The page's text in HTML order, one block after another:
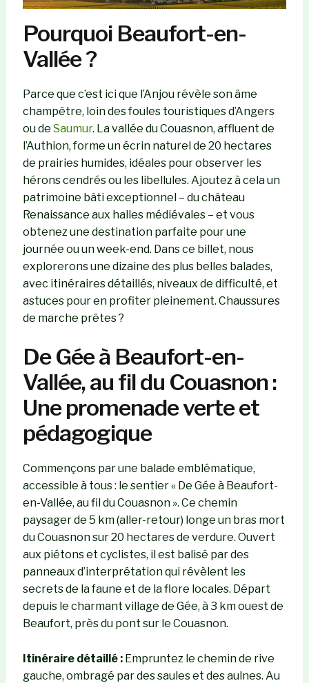
Pourquoi Beaufort-en-
Vallée ?
Parce que c’est ici que l’Anjou révèle son âme
champêtre, loin des foules touristiques d’Angers
ou de Saumur. La vallée du Couasnon, affluent de
l’Authion, forme un écrin naturel de 20 hectares
de prairies humides, idéales pour observer les
hérons cendrés ou les libellules. Ajoutez à cela un
patrimoine bâti exceptionnel – du château
Renaissance aux halles médiévales – et vous
obtenez une destination parfaite pour une
journée ou un week-end. Dans ce billet, nous
explorerons une dizaine des plus belles balades,
avec itinéraires détaillés, niveaux de difficulté, et
astuces pour en profiter pleinement. Chaussures
de marche prêtes ?
De Gée à Beaufort-en-
Vallée, au fil du Couasnon :
Une promenade verte et
pédagogique
Commençons par une balade emblématique,
accessible à tous : le sentier « De Gée à Beaufort-
en-Vallée, au fil du Couasnon ». Ce chemin
paysager de 5 km (aller-retour) longe un bras mort
du Couasnon sur 20 hectares de verdure. Ouvert
aux piétons et cyclistes, il est balisé par des
panneaux d’interprétation qui révèlent les
secrets de la faune et de la flore locales. Départ
depuis le charmant village de Gée, à 3 km ouest de
Beaufort, près du pont sur le Couasnon.
Itinéraire détaillé :Empruntez le chemin de rive
gauche, ombragé par des saules et des aulnes. Au